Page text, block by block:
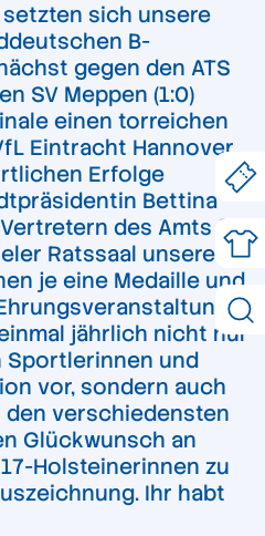
setzten sich unsere
B-
gegen den ATS
SV Meppen (1:0)
einen torreichen
Eintracht Hannover
Erfolge
Bettina
des Amts für
Ratssaal unseren
je eine Medaille und
jährlich nicht nur
Sportlerinnen und
vor, sondern auch
verschiedensten
Glückwunsch an
Holsteinerinnen zu
Ihr habt